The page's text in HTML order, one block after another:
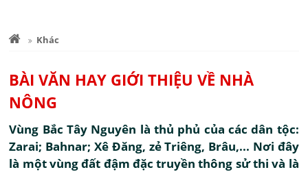
Khác
BÀI VĂN HAY GIỚI THIỆU VỀ NHÀ
NÔNG
Vùng Bắc Tây Nguyên là thủ phủ của các dân tộc:
Zarai; Bahnar; Xê Đăng, zẻ Triêng, Brâu,... Nơi đây
là một vùng đất đậm đặc truyền thông sử thi và là